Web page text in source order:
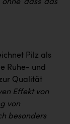
dass das
Pilz als
Ruhe- und
Qualität
Effekt von
von
besonders